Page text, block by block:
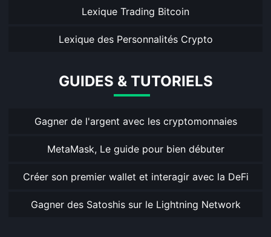
Lexique Trading Bitcoin
Lexique des Personnalités Crypto
GUIDES & TUTORIELS
Gagner de l'argent avec les cryptomonnaies
MetaMask, Le guide pour bien débuter
Créer son premier wallet et interagir avec la DeFi
Gagner des Satoshis sur le Lightning Network